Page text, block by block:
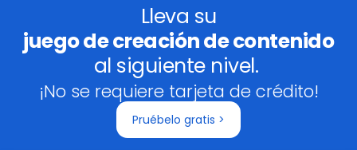
Lleva su
juego de creación de contenido
al siguiente nivel.
¡No se requiere tarjeta de crédito!
Pruébelo gratis >